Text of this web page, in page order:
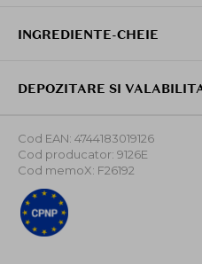
INGREDIENTE-CHEIE
DEPOZITARE SI
Cod EAN: 4744183019126
Cod producator: 9126E
Cod memoX: F26192